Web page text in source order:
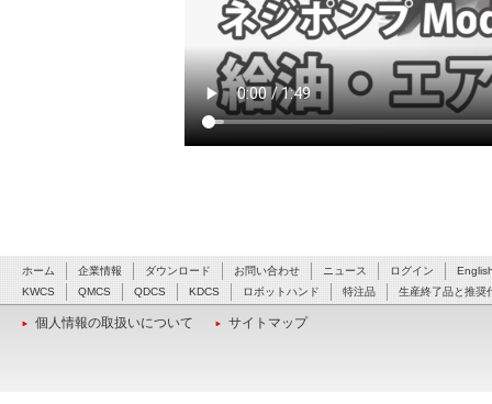
ホーム 企業情報 ダウンロード お問い合わせ ニュース ログイン
KWCS
QMCS QDCS KDCS ロボットハンド 特注品 生産終了品と推奨
個人情報の取扱いについて サイトマップ